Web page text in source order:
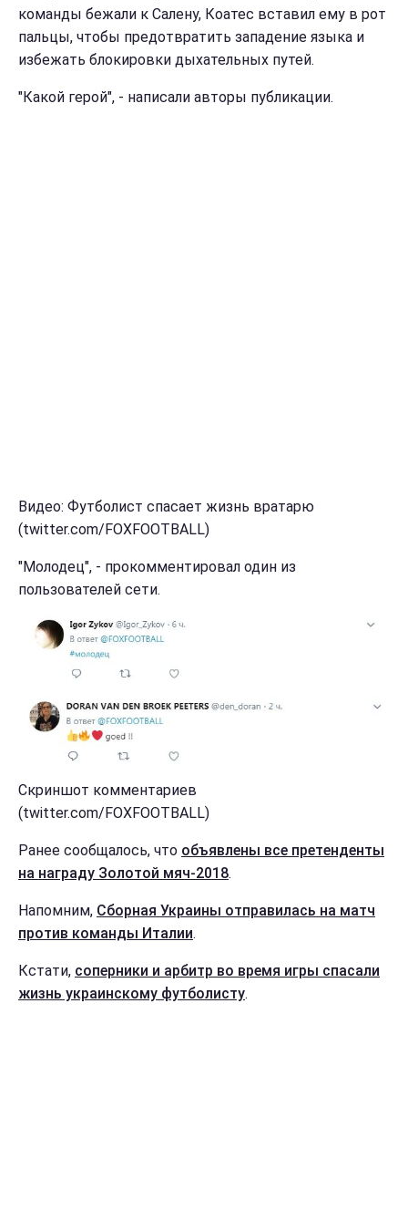
команды бежали к Салену, Коатес вставил ему в рот
пальцы, чтобы предотвратить западение языка и
избежать блокировки дыхательных путей.
"Какой герой", - написали авторы публикации.
Видео: Футболист спасает жизнь вратарю
(twitter.com/FOXFOOTBALL)
"Молодец", - прокомментировал один из
пользователей сети.
Скриншот комментариев
(twitter.com/FOXFOOTBALL)
Ранее сообщалось, что объявлены все претенденты
на награду Золотой мяч-2018.
Напомним, Сборная Украины отправилась на матч
против команды Италии.
Кстати, соперники и арбитр во время игры спасали
жизнь украинскому футболисту.